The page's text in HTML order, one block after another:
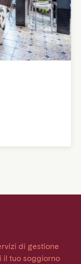
di gestione
il tuo soggiorno